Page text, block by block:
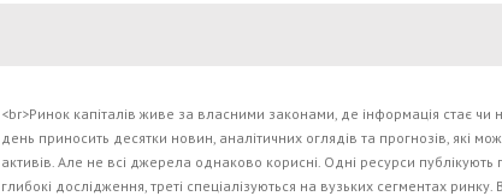
<br>Ринок капіталів живе за власними законами, де інформація стає чи
день приносить десятки новин, аналітичних оглядів та прогнозів, які
активів. Але не всі джерела однаково корисні. Одні ресурси публікують
глибокі дослідження, треті спеціалізуються на вузьких сегментах